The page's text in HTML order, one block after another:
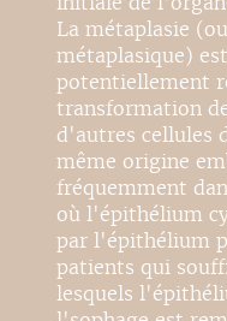
La métaplasie
métaplasique)
potentiellement
transformation
d'autres cellules
même origine
fréquemment
où l'épithélium
par l'épithélium
patients qui
lesquels